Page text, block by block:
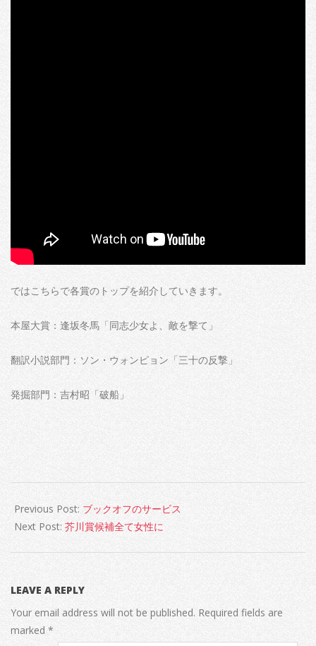
ではこちらで各賞のトップを紹介していきます。
本屋大賞：逢坂冬馬「同志少女よ、敵を撃て」
翻訳小説部門：ソン・ウォンピョン「三十の反撃」
発掘部門：吉村昭「破船」
06-
16
Previous Post: ブックオフのサービス
Next Post: 芥川賞候補全て女性に
LEAVE A REPLY
Your email address will not be published. Required fields are
marked *